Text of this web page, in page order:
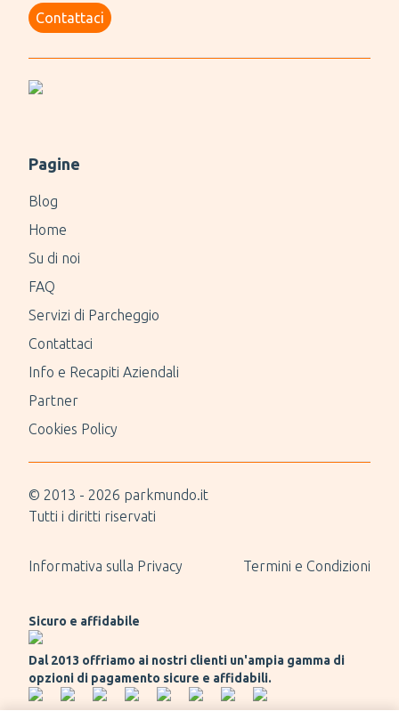
Contattaci
Pagine
Blog
Home
Su di noi
FAQ
Servizi di Parcheggio
Contattaci
Info e Recapiti Aziendali
Partner
Cookies Policy
© 2013 - 2026 parkmundo.it
Tutti i diritti riservati
Informativa sulla Privacy Termini e Condizioni
Sicuro e affidabile
Dal 2013 offriamo ai nostri clienti un'ampia gamma di
opzioni di pagamento sicure e affidabili.